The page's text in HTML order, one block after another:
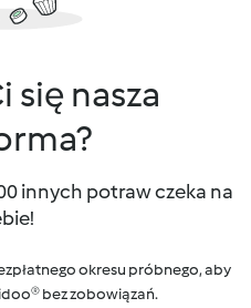
się nasza
innych potraw czeka na
okresu próbnego, aby
bez zobowiązań.